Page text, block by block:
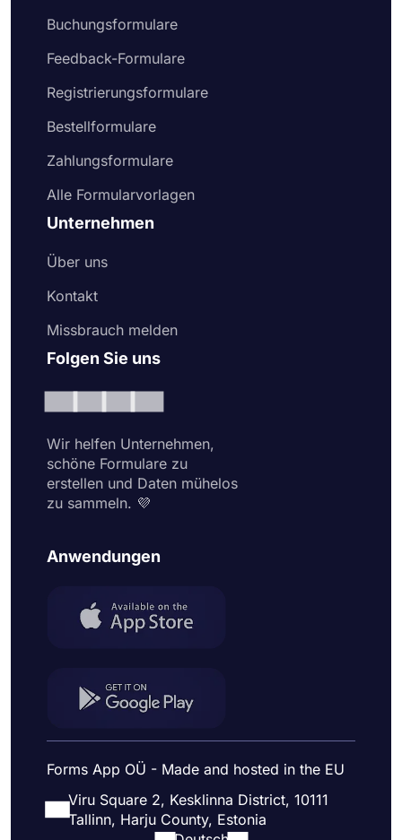
Buchungsformulare
Feedback-Formulare
Registrierungsformulare
Bestellformulare
Zahlungsformulare
Alle Formularvorlagen
Unternehmen
Über uns
Kontakt
Missbrauch melden
Folgen Sie uns
Wir helfen Unternehmen,
schöne Formulare zu
erstellen und Daten mühelos
zu sammeln. 💜
Anwendungen
Forms App OÜ - Made and hosted in the EU
Viru Square 2, Kesklinna District, 10111
Tallinn, Harju County, Estonia